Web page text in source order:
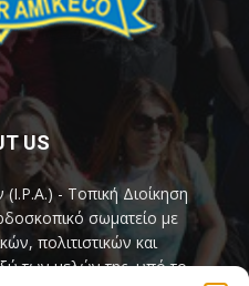
US
- Τοπική Διοίκηση
σωματείο με
πολιτιστικών και
των μελών της, υπό το